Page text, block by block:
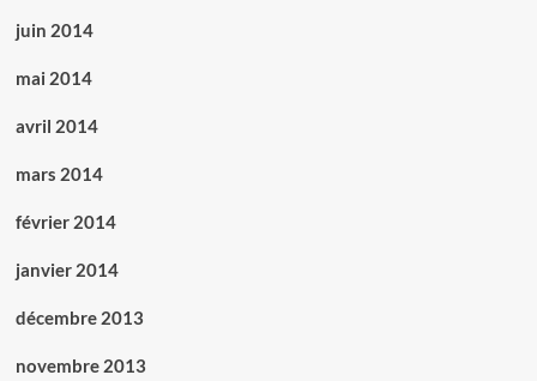
juin 2014
mai 2014
avril 2014
mars 2014
février 2014
janvier 2014
décembre 2013
novembre 2013